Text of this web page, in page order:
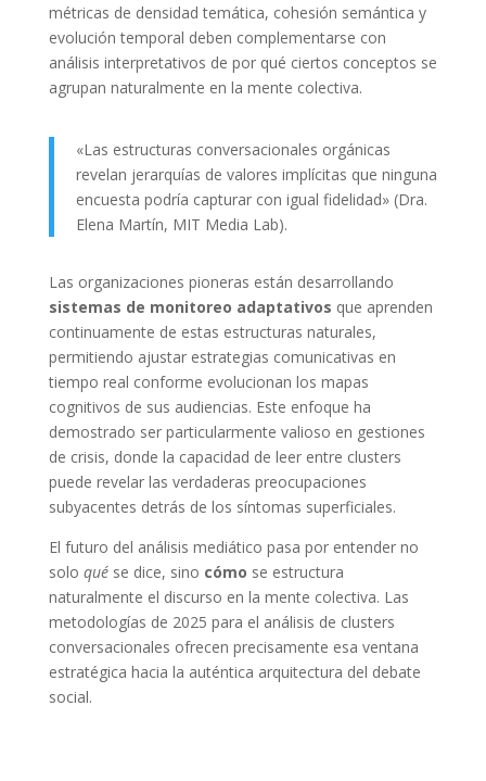
métricas de densidad temática, cohesión semántica y
evolución temporal deben complementarse con
análisis interpretativos de por qué ciertos conceptos se
agrupan naturalmente en la mente colectiva.
«Las estructuras conversacionales orgánicas
revelan jerarquías de valores implícitas que ninguna
encuesta podría capturar con igual fidelidad» (Dra.
Elena Martín, MIT Media Lab).
Las organizaciones pioneras están desarrollando
sistemas de monitoreo adaptativos que aprenden
continuamente de estas estructuras naturales,
permitiendo ajustar estrategias comunicativas en
tiempo real conforme evolucionan los mapas
cognitivos de sus audiencias. Este enfoque ha
demostrado ser particularmente valioso en gestiones
de crisis, donde la capacidad de leer entre clusters
puede revelar las verdaderas preocupaciones
subyacentes detrás de los síntomas superficiales.
El futuro del análisis mediático pasa por entender no
solo quése dice, sino cómo se estructura
naturalmente el discurso en la mente colectiva. Las
metodologías de 2025 para el análisis de clusters
conversacionales ofrecen precisamente esa ventana
estratégica hacia la auténtica arquitectura del debate
social.